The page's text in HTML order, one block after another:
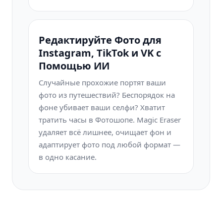
Редактируйте Фото для
Instagram, TikTok и VK с
Помощью ИИ
Случайные прохожие портят ваши
фото из путешествий? Беспорядок на
фоне убивает ваши селфи? Хватит
тратить часы в Фотошопе. Magic Eraser
удаляет всё лишнее, очищает фон и
адаптирует фото под любой формат —
в одно касание.